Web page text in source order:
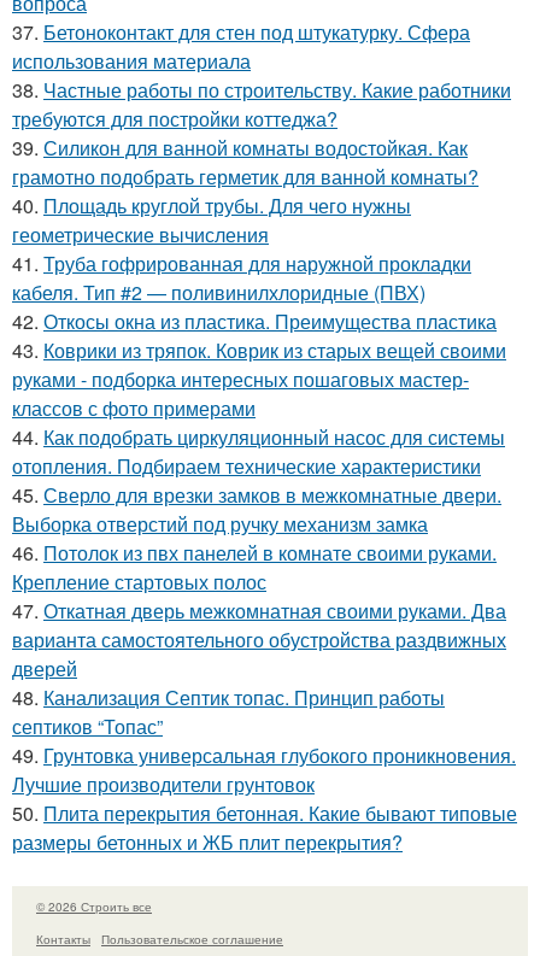
37. Бетоноконтакт для стен под штукатурку. Сфера
использования материала
38. Частные работы по строительству. Какие работники
требуются для постройки коттеджа?
39. Силикон для ванной комнаты водостойкая. Как
грамотно подобрать герметик для ванной комнаты?
40. Площадь круглой трубы. Для чего нужны
геометрические вычисления
41. Труба гофрированная для наружной прокладки
кабеля. Тип #2 — поливинилхлоридные (ПВХ)
42. Откосы окна из пластика. Преимущества пластика
43. Коврики из тряпок. Коврик из старых вещей своими
руками - подборка интересных пошаговых мастер-
классов с фото примерами
44. Как подобрать циркуляционный насос для системы
отопления. Подбираем технические характеристики
45. Сверло для врезки замков в межкомнатные двери.
Выборка отверстий под ручку механизм замка
46. Потолок из пвх панелей в комнате своими руками.
Крепление стартовых полос
47. Откатная дверь межкомнатная своими руками. Два
варианта самостоятельного обустройства раздвижных
дверей
48. Канализация Септик топас. Принцип работы
септиков “Топас”
49. Грунтовка универсальная глубокого проникновения.
Лучшие производители грунтовок
50. Плита перекрытия бетонная. Какие бывают типовые
размеры бетонных и ЖБ плит перекрытия?
© 2026 Строить все
Контакты
Пользовательское соглашение